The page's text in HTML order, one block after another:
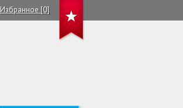
Избранное [0]